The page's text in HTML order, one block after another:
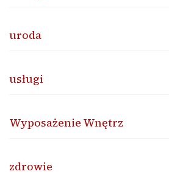
uroda
usługi
Wyposażenie Wnętrz
zdrowie